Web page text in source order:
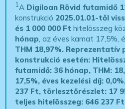
1A Digiloan Rövid futamidő
konstrukció 2025.01.01-től
és 1 000 000 Ft hitelösszeg
hónap, az éves kamat 17,5%,
THM 18,97%. Reprezentatív
konstrukció esetén:
futamidő: 36 hónap, THM:
17,5%, éves kezelési díj:
237 Ft, törlesztőrészlet: 17
teljes hitelösszeg: 646 237